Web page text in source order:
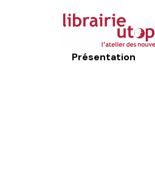
Présentation